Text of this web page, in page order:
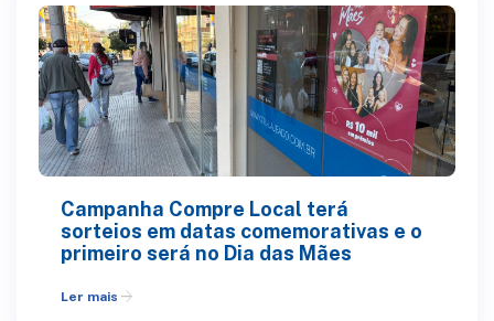
Campanha Compre Local terá
sorteios em datas comemorativas e o
primeiro será no Dia das Mães
Ler mais arrow_forward